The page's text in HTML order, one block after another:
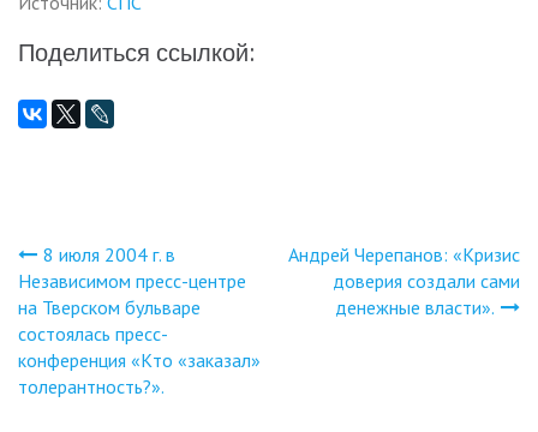
Поделиться ссылкой:
Навигация
по
записям
8 июля 2004 г. в
Независимом пресс-центре
на Тверском бульваре
состоялась пресс-
конференция «Кто «заказал»
толерантность?».
Андрей Черепанов: «Кризис
доверия создали сами
денежные власти».